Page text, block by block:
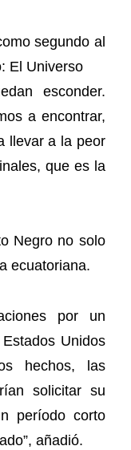
segundo al
El Universo
esconder.
a encontrar,
llevar a la peor
que es la
Negro no solo
ecuatoriana.
por un
Unidos
hechos, las
solicitar su
período corto
añadió.